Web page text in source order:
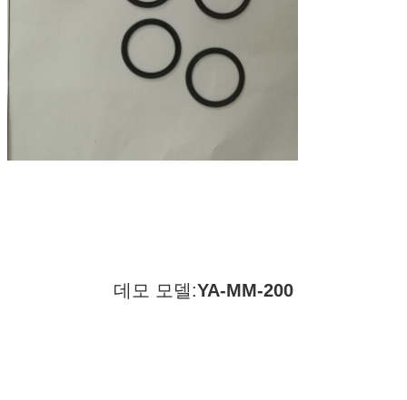
데모 모델:YA-MM-200